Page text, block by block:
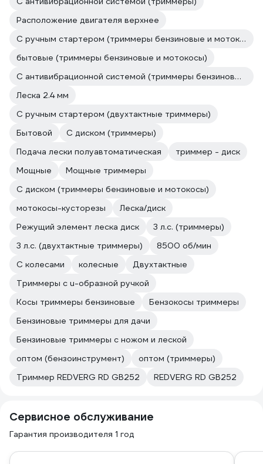
Расположение двигателя верхнее
С ручным стартером (триммеры бензиновые и мотокосы)
бытовые (триммеры бензиновые и мотокосы)
С антивибрационной системой (триммеры бензиновые и мотокосы)
Леска 2.4 мм
С ручным стартером (двухтактные триммеры)
Бытовой
С диском (триммеры)
Подача лески полуавтоматическая
триммер - диск
Мощные
Мощные триммеры
С диском (триммеры бензиновые и мотокосы)
мотокосы-кусторезы
Леска/диск
Режущий элемент леска диск
3 л.с. (триммеры)
3 л.с. (двухтактные триммеры)
8500 об/мин
С колесами
колесные
Двухтактные
Триммеры с u-образной ручкой
Косы триммеры бензиновые
Бензокосы триммеры
Бензиновые триммеры для дачи
Бензиновые триммеры с ножом и леской
оптом (бензоинструмент)
оптом (триммеры)
Триммер REDVERG RD GB252
REDVERG RD GB252
Сервисное обслуживание
Гарантия производителя 1 год